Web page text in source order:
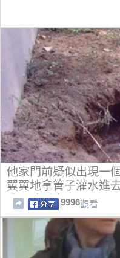
他家門前疑似出現一
翼翼地拿管子灌水進
我眼睛睜大了！
9996觀看